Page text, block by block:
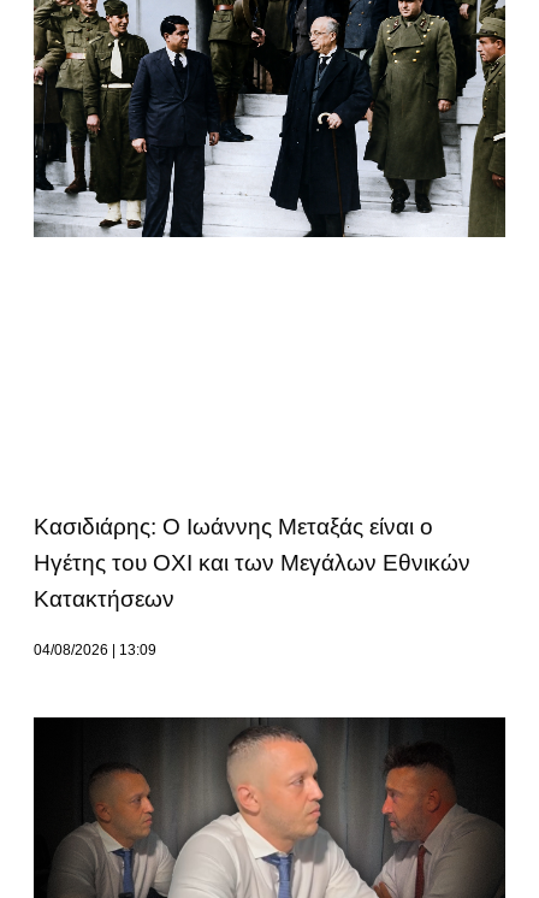
Κασιδιάρης: Ο Ιωάννης Μεταξάς είναι ο
Ηγέτης του ΟΧΙ και των Μεγάλων Εθνικών
Κατακτήσεων
04/08/2026 13:09